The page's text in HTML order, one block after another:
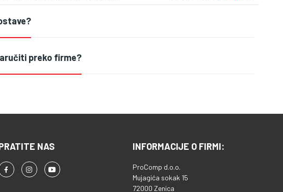
preko firme?
NAS INFORMACIJE O FIRMI:
ProComp d.o.o.
Mujagića sokak 15
72000 Zenica